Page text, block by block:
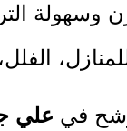
وسهولة
في علي